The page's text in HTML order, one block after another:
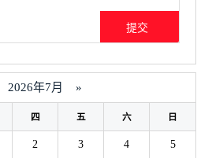
2026年7月 »
四 五 六 日
2 3 4 5